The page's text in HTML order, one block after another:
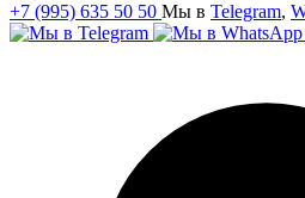
+7 (995) 635 50 50 Мы в Telegram,